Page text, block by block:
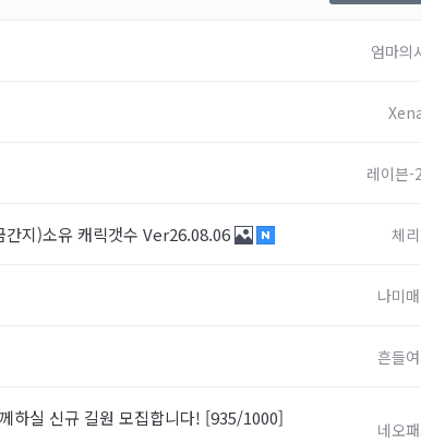
엄마의
레이븐-
지)소유 캐릭갯수 Ver26.08.06 체리
나미
흔들
하실 신규 길원 모집합니다! [935/1000]
네오